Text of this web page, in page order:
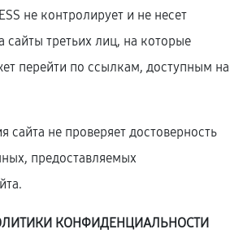
не контролирует и не несет
сайты третьих лиц, на которые
перейти по ссылкам, доступным на
сайта не проверяет достоверность
предоставляемых
КОНФИДЕНЦИАЛЬНОСТИ